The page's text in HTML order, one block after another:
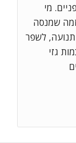
מי
שמנסה
לשפר
גזי